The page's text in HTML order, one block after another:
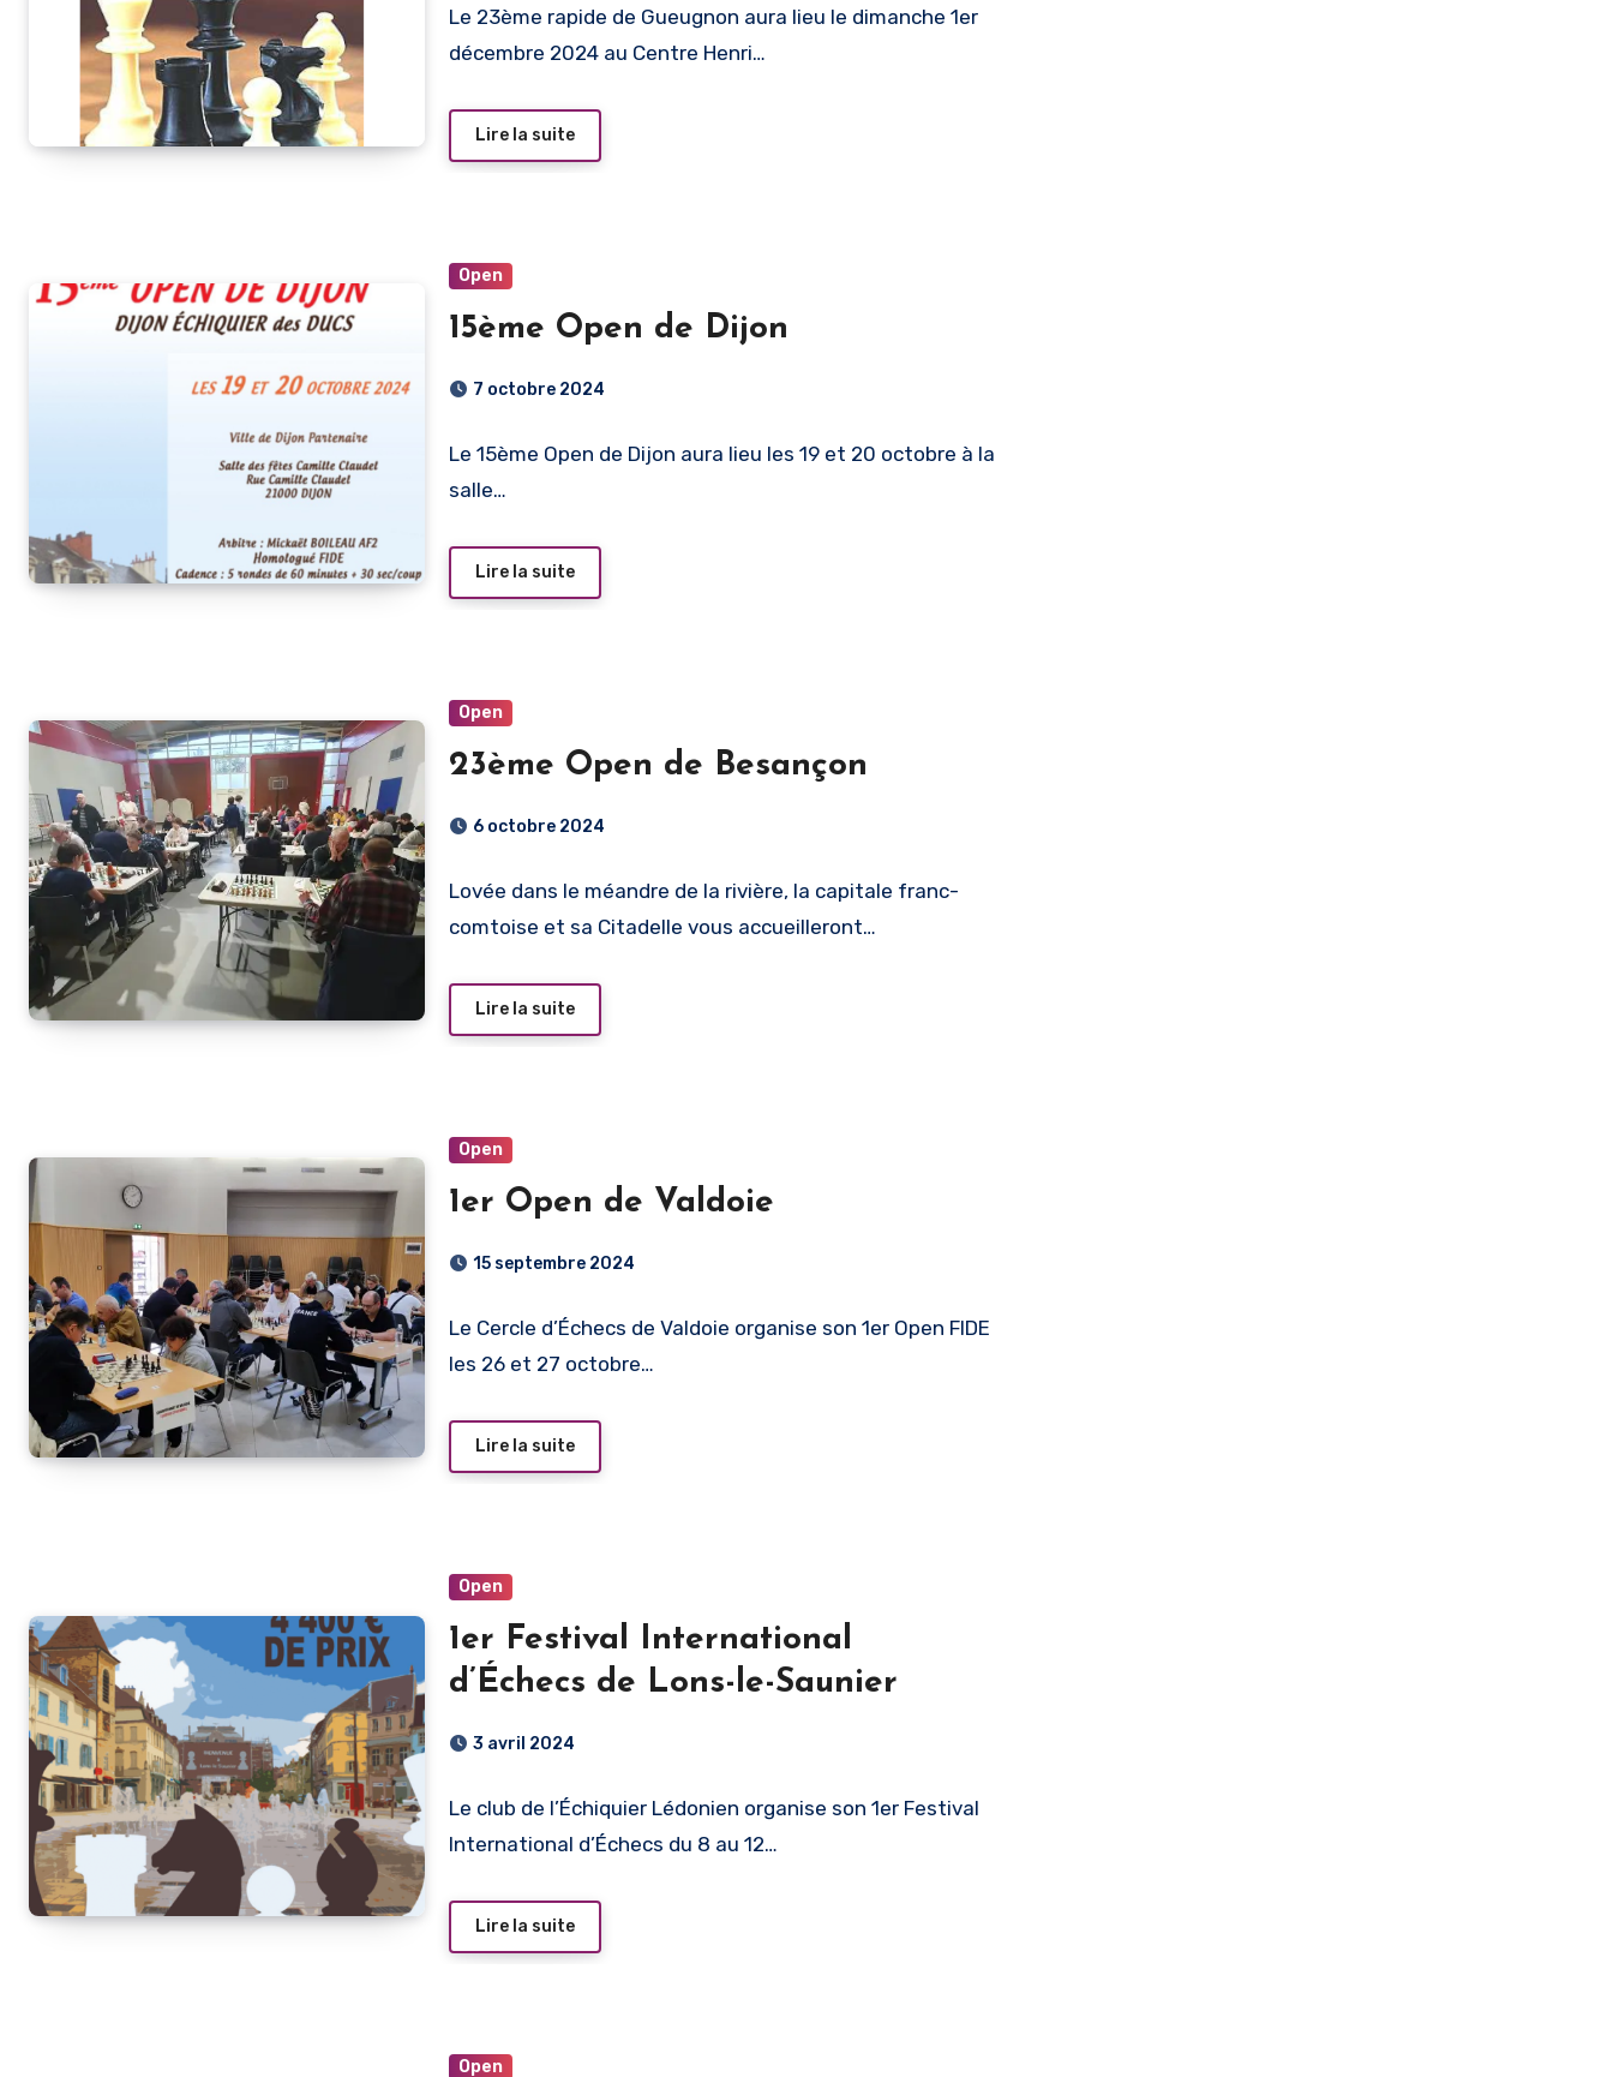
Le 23ème rapide de Gueugnon aura lieu le dimanche 1er
décembre 2024 au Centre Henri…
Lire la suite
Open
15ème Open de Dijon
7 octobre 2024
Le 15ème Open de Dijon aura lieu les 19 et 20 octobre à la
salle…
Lire la suite
Open
23ème Open de Besançon
6 octobre 2024
Lovée dans le méandre de la rivière, la capitale franc-
comtoise et sa Citadelle vous accueilleront…
Lire la suite
Open
1er Open de Valdoie
15 septembre 2024
Le Cercle d’Échecs de Valdoie organise son 1er Open FIDE
les 26 et 27 octobre…
Lire la suite
Open
1er Festival International
d’Échecs de Lons-le-Saunier
3 avril 2024
Le club de l’Échiquier Lédonien organise son 1er Festival
International d’Échecs du 8 au 12…
Lire la suite
Open